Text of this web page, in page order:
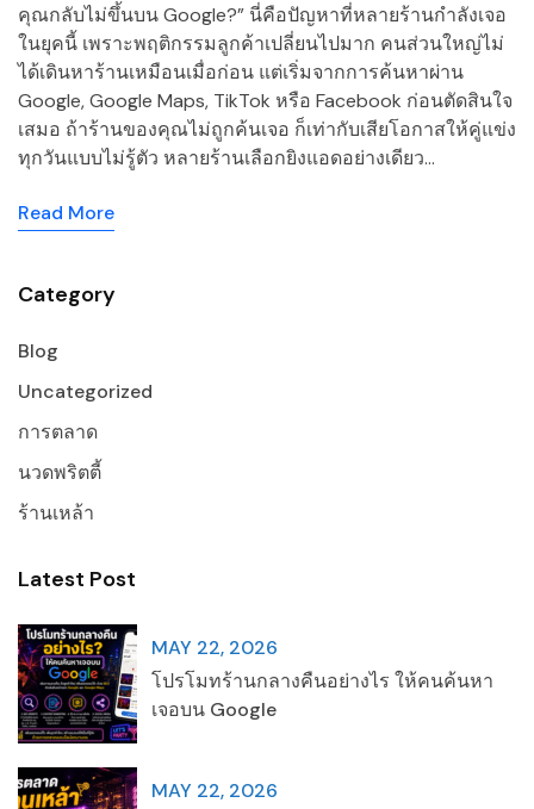
คุณกลับไม่ขึ้นบน Google?” นี่คือปัญหาที่หลายร้านกำลังเจอ
ในยุคนี้ เพราะพฤติกรรมลูกค้าเปลี่ยนไปมาก คนส่วนใหญ่ไม่
ได้เดินหาร้านเหมือนเมื่อก่อน แต่เริ่มจากการค้นหาผ่าน
Google, Google Maps, TikTok หรือ Facebook ก่อนตัดสินใจ
เสมอ ถ้าร้านของคุณไม่ถูกค้นเจอ ก็เท่ากับเสียโอกาสให้คู่แข่ง
ทุกวันแบบไม่รู้ตัว หลายร้านเลือกยิงแอดอย่างเดียว…
Read More
Category
Blog
Uncategorized
การตลาด
นวดพริตตี้
ร้านเหล้า
Latest Post
MAY 22, 2026
โปรโมทร้านกลางคืนอย่างไร ให้คนค้นหา
เจอบน Google
MAY 22, 2026